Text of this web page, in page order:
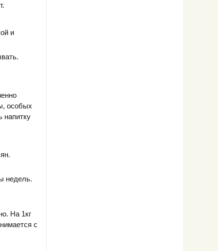
и
особых
напитку
недель.
На 1кг
с